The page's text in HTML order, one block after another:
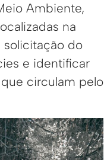
Ambiente,
na
solicitação do
e identificar
circulam pelo